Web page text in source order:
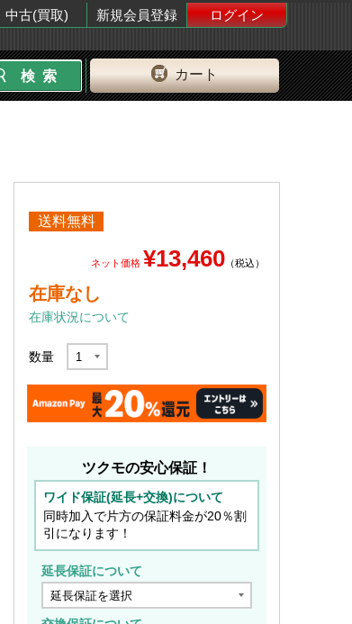
中古(買取) 新規会員登録
ログイン
カート
送料無料
ネット価格 ¥13,460 （税込）
在庫なし
在庫状況について
数量
ツクモの安心保証！
ワイド保証(延長+交換)について
同時加入で片方の保証料金が20％割
引になります！
延長保証について